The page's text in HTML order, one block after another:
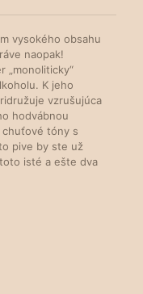
vysokého obsahu
naopak!
„monoliticky“
K jeho
vzrušujúca
hodvábnou
tóny s
pive by ste už
isté a ešte dva